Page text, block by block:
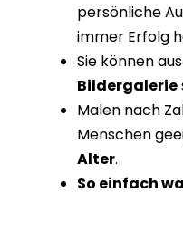
persönliche
immer Erfolg
Sie können
Bildergalerie
Malen nach
Menschen
Alter.
So einfach